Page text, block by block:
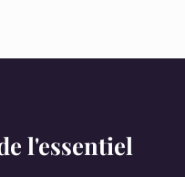
l'essentiel